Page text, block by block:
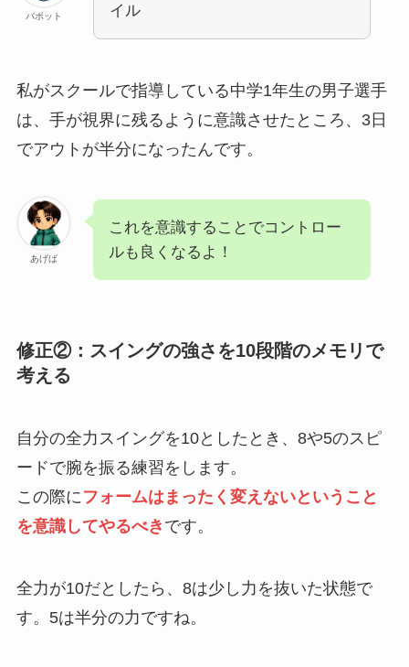
バボット
イル
私がスクールで指導している中学1年生の男子選手
は、手が視界に残るように意識させたところ、3日
でアウトが半分になったんです。
あげば
これを意識することでコントロー
ルも良くなるよ！
修正②：スイングの強さを10段階のメモリで
考える
自分の全力スイングを10としたとき、8や5のスピ
ードで腕を振る練習をします。
この際に フォームはまったく変えないということ
を意識してやるべき です。
全力が10だとしたら、8は少し力を抜いた状態で
す。5は半分の力ですね。